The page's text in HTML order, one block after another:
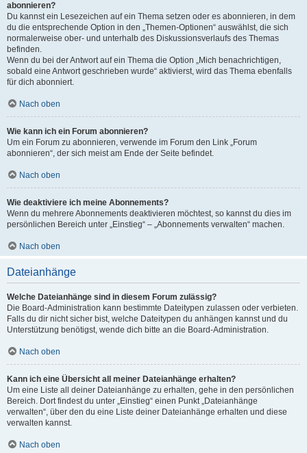
abonnieren?
Du kannst ein Lesezeichen auf ein Thema setzen oder es abonnieren, in dem
du die entsprechende Option in den „Themen-Optionen“ auswählst, die sich
normalerweise ober- und unterhalb des Diskussionsverlaufs des Themas
befinden.
Wenn du bei der Antwort auf ein Thema die Option „Mich benachrichtigen,
sobald eine Antwort geschrieben wurde“ aktivierst, wird das Thema ebenfalls
für dich abonniert.
Nach oben
Wie kann ich ein Forum abonnieren?
Um ein Forum zu abonnieren, verwende im Forum den Link „Forum
abonnieren“, der sich meist am Ende der Seite befindet.
Nach oben
Wie deaktiviere ich meine Abonnements?
Wenn du mehrere Abonnements deaktivieren möchtest, so kannst du dies im
persönlichen Bereich unter „Einstieg“ – „Abonnements verwalten“ machen.
Nach oben
Dateianhänge
Welche Dateianhänge sind in diesem Forum zulässig?
Die Board-Administration kann bestimmte Dateitypen zulassen oder verbieten.
Falls du dir nicht sicher bist, welche Dateitypen du anhängen kannst und du
Unterstützung benötigst, wende dich bitte an die Board-Administration.
Nach oben
Kann ich eine Übersicht all meiner Dateianhänge erhalten?
Um eine Liste all deiner Dateianhänge zu erhalten, gehe in den persönlichen
Bereich. Dort findest du unter „Einstieg“ einen Punkt „Dateianhänge
verwalten“, über den du eine Liste deiner Dateianhänge erhalten und diese
verwalten kannst.
Nach oben